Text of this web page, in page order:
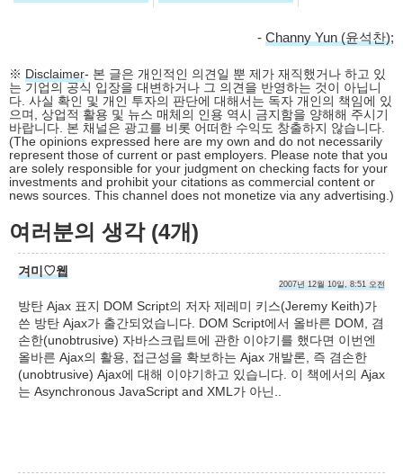
- Channy Yun (윤석찬);
※ Disclaimer- 본 글은 개인적인 의견일 뿐 제가 재직했거나 하고 있
는 기업의 공식 입장을 대변하거나 그 의견을 반영하는 것이 아닙니
다. 사실 확인 및 개인 투자의 판단에 대해서는 독자 개인의 책임에 있
으며, 상업적 활용 및 뉴스 매체의 인용 역시 금지함을 양해해 주시기
바랍니다. 본 채널은 광고를 비롯 어떠한 수익도 창출하지 않습니다.
(The opinions expressed here are my own and do not necessarily
represent those of current or past employers. Please note that you
are solely responsible for your judgment on checking facts for your
investments and prohibit your citations as commercial content or
news sources. This channel does not monetize via any advertising.)
여러분의 생각 (4개)
겨미♡웹
2007년 12월 10일, 8:51 오전
방탄 Ajax 표지 DOM Script의 저자 제레미 키스(Jeremy Keith)가
쓴 방탄 Ajax가 출간되었습니다. DOM Script에서 올바른 DOM, 겸
손한(unobtrusive) 자바스크립트에 관한 이야기를 했다면 이번엔
올바른 Ajax의 활용, 접근성을 확보하는 Ajax 개발론, 즉 겸손한
(unobtrusive) Ajax에 대해 이야기하고 있습니다. 이 책에서의 Ajax
는 Asynchronous JavaScript and XML가 아닌..